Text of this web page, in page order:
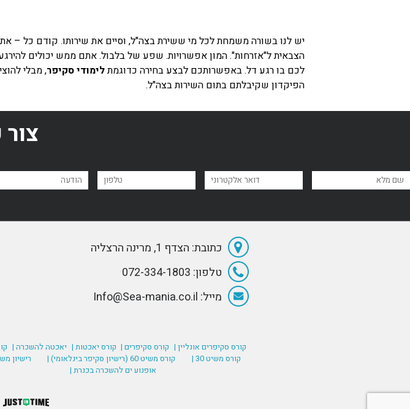
יש לנו בשורה משמחת לכל מי ששירת בצה"ל, וסיים את שירותו. קודם כל –
הצבאית ל"אזרחות". המון אפשרויות. שפע של בלבול. אתם ממש יכולים
לכם בו רגע דל. באפשרותכם לבצע בחירה כדוגמתלימודי סקיפר, מבלי
הפיקדון שקיבלתם בתום השירות בצה"ל.
כתובת: הצדף 1, מרינה הרצליה
טלפון: 072-334-1803
מייל: Info@Sea-mania.co.il
קורס סקיפרים אונליין | קורס סקיפרים | קורס יאכטות | יאכטה להשכרה |
קורס משיט 30 |
קורס משיט 60 (רישיון סקיפר בינלאומי) | רישיון משיט
אופנוע ים להשכרה בכנרת |